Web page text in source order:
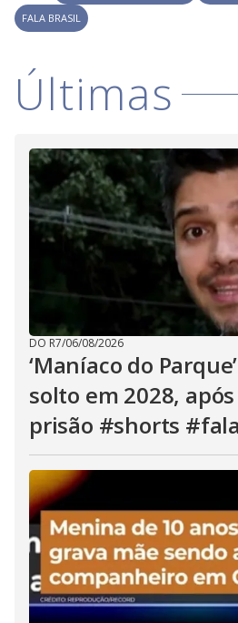
e
o
FALA BRASIL
Últimas
DO R7/06/08/2026
‘Maníaco do
solto em 2028,
prisão #shorts